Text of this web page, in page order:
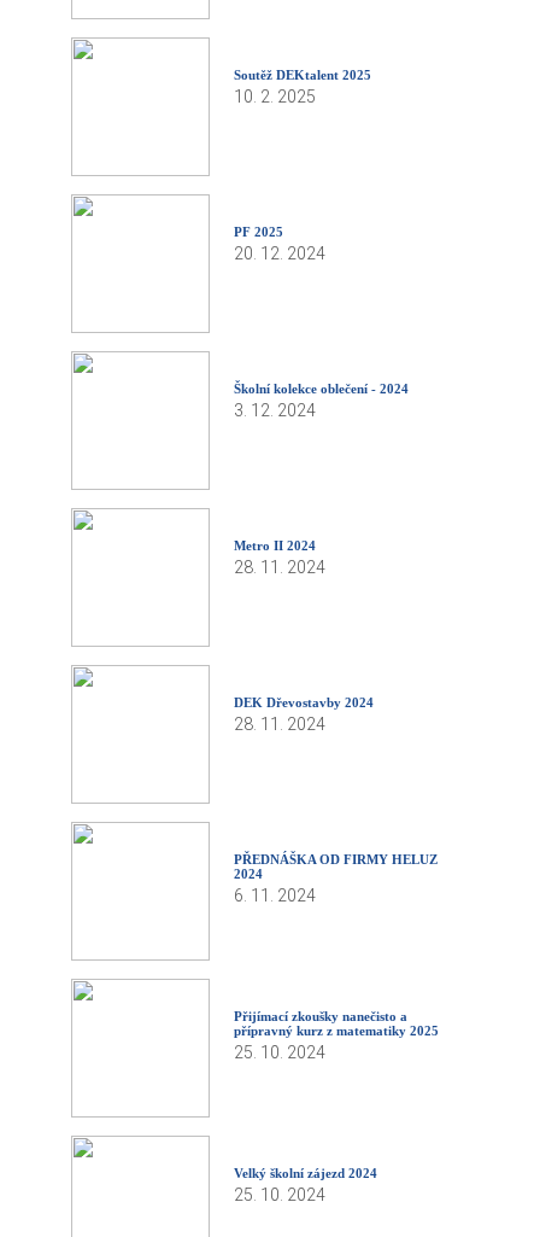
Soutěž DEKtalent 2025
10. 2. 2025
PF 2025
20. 12. 2024
Školní kolekce oblečení - 2024
3. 12. 2024
Metro II 2024
28. 11. 2024
DEK Dřevostavby 2024
28. 11. 2024
PŘEDNÁŠKA OD FIRMY HELUZ
2024
6. 11. 2024
Přijímací zkoušky nanečisto a
přípravný kurz z matematiky 2025
25. 10. 2024
Velký školní zájezd 2024
25. 10. 2024